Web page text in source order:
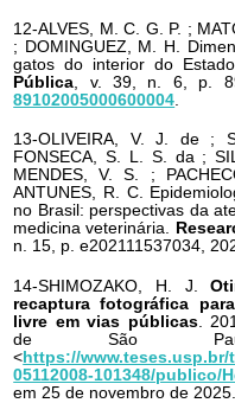
12-ALVES, M. C. G. P. ;
; DOMINGUEZ, M. H.
gatos do interior do
Pública, v. 39, n. 6, p.
89102005000600004.
13-OLIVEIRA, V. J. de ;
FONSECA, S. L. S. da ;
MENDES, V. S. ;
ANTUNES, R. C.
no Brasil: perspectivas da
medicina veterinária.
n. 15, p. e202111537034,
14-SHIMOZAKO, H. J.
recaptura fotográfica
livre em vias públicas.
de São
< https://
05112008-101348/publico/
em 25 de novembro de 2025.